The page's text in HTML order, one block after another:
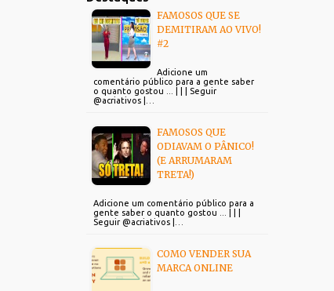
FAMOSOS QUE SE
DEMITIRAM AO VIVO!
#2
Adicione um
comentário público para a gente saber
o quanto gostou ... | | | Seguir
@acriativos |…
FAMOSOS QUE
ODIAVAM O PÂNICO!
(E ARRUMARAM
TRETA!)
Adicione um comentário público para a
gente saber o quanto gostou ... | | |
Seguir @acriativos |…
COMO VENDER SUA
MARCA ONLINE